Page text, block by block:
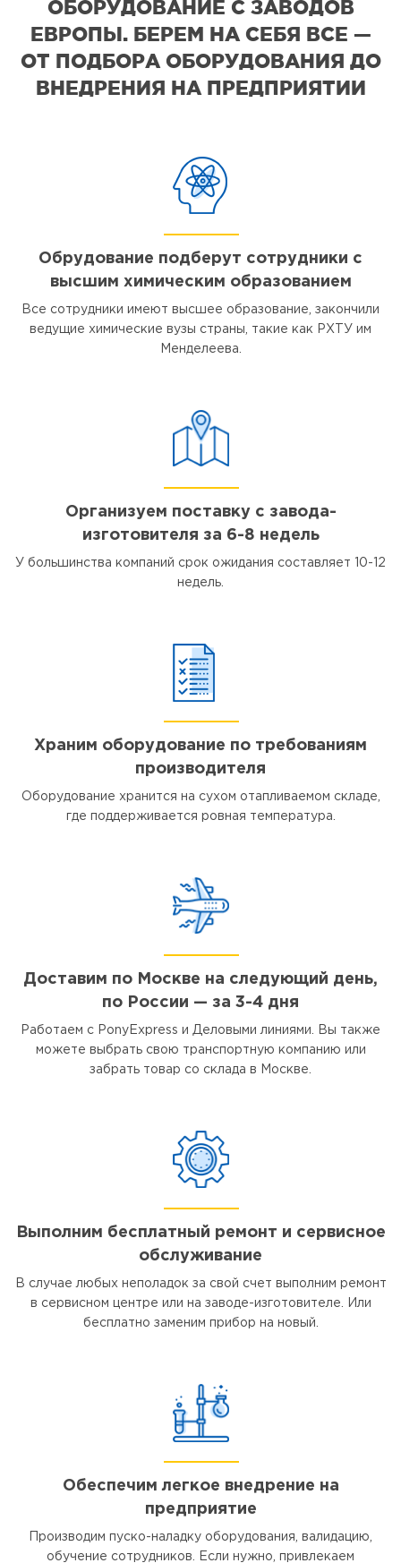
ОБОРУДОВАНИЕ С ЗАВОДОВ
ЕВРОПЫ. БЕРЕМ НА СЕБЯ ВСЕ —
ОТ ПОДБОРА ОБОРУДОВАНИЯ ДО
ВНЕДРЕНИЯ НА ПРЕДПРИЯТИИ
Обрудование подберут сотрудники с
высшим химическим образованием
Все сотрудники имеют высшее образование, закончили
ведущие химические вузы страны, такие как РХТУ им
Менделеева.
Организуем поставку с завода-
изготовителя за 6-8 недель
У большинства компаний срок ожидания составляет 10-12
недель.
Храним оборудование по требованиям
производителя
Оборудование хранится на сухом отапливаемом складе,
где поддерживается ровная температура.
Доставим по Москве на следующий день,
по России — за 3-4 дня
Работаем с PonyExpress и Деловыми линиями. Вы также
можете выбрать свою транспортную компанию или
забрать товар со склада в Москве.
Выполним бесплатный ремонт и сервисное
обслуживание
В случае любых неполадок за свой счет выполним ремонт
в сервисном центре или на заводе-изготовителе. Или
бесплатно заменим прибор на новый.
Обеспечим легкое внедрение на
предприятие
Производим пуско-наладку оборудования, валидацию,
обучение сотрудников. Если нужно, привлекаем